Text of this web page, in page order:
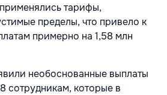
тарифы,
пределы, что привело к
примерно на 1,58 млн
необоснованные выплаты
сотрудникам, которые в